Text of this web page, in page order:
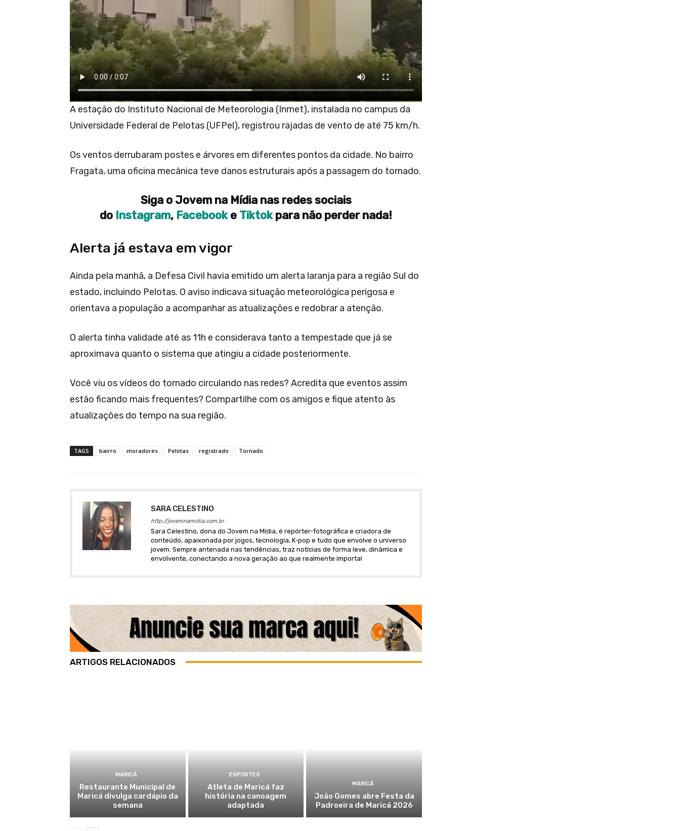
A estação do Instituto Nacional de Meteorologia (Inmet), instalada no campus da
Universidade Federal de Pelotas (UFPel), registrou rajadas de vento de até 75 km/h.
Os ventos derrubaram postes e árvores em diferentes pontos da cidade. No bairro
Fragata, uma oficina mecânica teve danos estruturais após a passagem do tornado.
Siga o Jovem na Mídia nas redes sociais
do Instagram, Facebooke Tiktokpara não perder nada!
Alerta já estava em vigor
Ainda pela manhã, a Defesa Civil havia emitido um alerta laranja para a região Sul do
estado, incluindo Pelotas. O aviso indicava situação meteorológica perigosa e
orientava a população a acompanhar as atualizações e redobrar a atenção.
O alerta tinha validade até as 11h e considerava tanto a tempestade que já se
aproximava quanto o sistema que atingiu a cidade posteriormente.
Você viu os vídeos do tornado circulando nas redes? Acredita que eventos assim
estão ficando mais frequentes? Compartilhe com os amigos e fique atento às
atualizações do tempo na sua região.
TAGS bairro moradores Pelotas registrado Tornado
SARA CELESTINO
http://jovemnamidia.com.br
Sara Celestino, dona do Jovem na Mídia, é repórter-fotográfica e criadora de
conteúdo, apaixonada por jogos, tecnologia, K-pop e tudo que envolve o universo
jovem. Sempre antenada nas tendências, traz notícias de forma leve, dinâmica e
envolvente, conectando a nova geração ao que realmente importa!
ARTIGOS RELACIONADOS
MARICÁ
Restaurante Municipal de
Maricá divulga cardápio da
semana
ESPORTES
Atleta de Maricá faz
história na canoagem
adaptada
MARICÁ
João Gomes abre Festa da
Padroeira de Maricá 2026